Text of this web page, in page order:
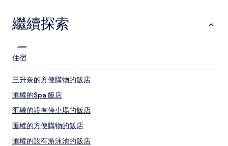
繼續探索
住宿
三升奈的方便購物的飯店
匯權的Spa 飯店
匯權的設有停車場的飯店
匯權的方便購物的飯店
匯權的設有游泳池的飯店